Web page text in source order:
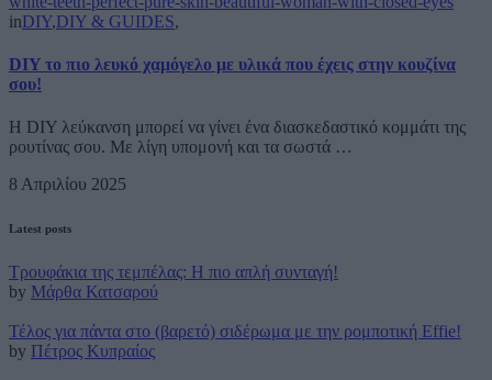
inDIY,DIY & GUIDES,
DIY το πιο λευκό χαμόγελο με υλικά που έχεις στην κουζίνα
σου!
Η DIY λεύκανση μπορεί να γίνει ένα διασκεδαστικό κομμάτι της
ρουτίνας σου. Με λίγη υπομονή και τα σωστά …
8 Απριλίου 2025
Latest posts
Τρουφάκια της τεμπέλας: Η πιο απλή συνταγή!
by Μάρθα Κατσαρού
Τέλος για πάντα στο (βαρετό) σιδέρωμα με την ρομποτική Effie!
by Πέτρος Κυπραίος